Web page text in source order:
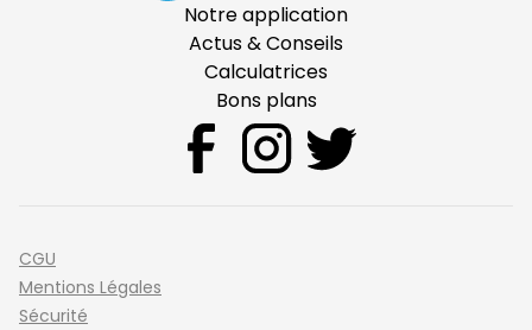
Notre application
Actus & Conseils
Calculatrices
Bons plans
CGU
Mentions Légales
Sécurité